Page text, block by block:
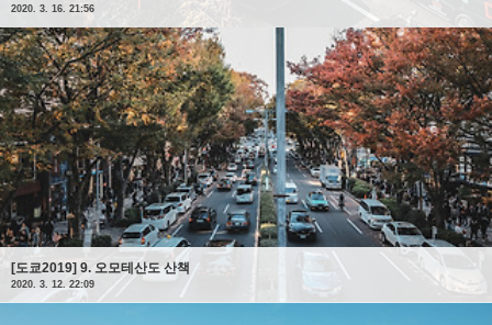
2020. 3. 16. 21:56
[도쿄2019] 9. 오모테산도 산책
2020. 3. 12. 22:09